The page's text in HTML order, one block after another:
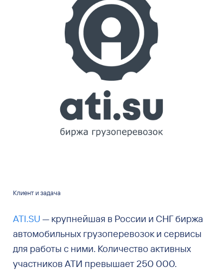
Клиент и задача
ATI.SU — крупнейшая в России и СНГ биржа
автомобильных грузоперевозок и сервисы
для работы с ними. Количество активных
участников АТИ превышает 250 000.